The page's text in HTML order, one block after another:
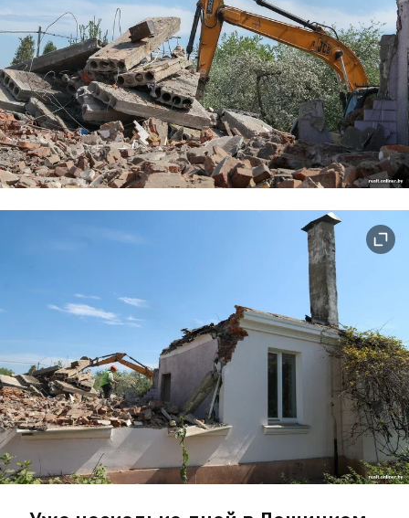
В Екатеринбурге атакован склад
Wildberries
На «Гродно Азоте» произошел
внеплановый выброс аммиака
Вчера в Беларуси было +40°C 1
Трамп запретил в США «родильный
туризм» для отдельных категорий
ВСЕ НОВОСТИ →